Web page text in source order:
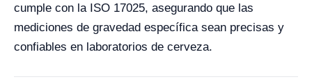
cumple con la ISO 17025, asegurando que las
mediciones de gravedad específica sean precisas y
confiables en laboratorios de cerveza.